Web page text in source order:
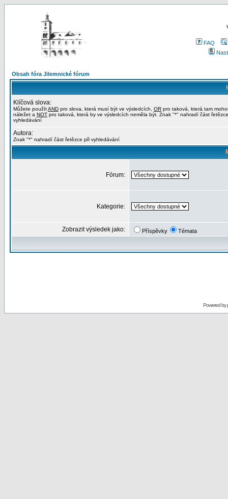
FAQ
Obsah fóra Jilemnické fórum
Klíčová slova:
Můžete použítAND pro slova, která musí být ve výsledcích, OR pro taková, která tam
náležet a NOT pro taková, která by ve výsledcích neměla být. Znak "*" nahradí část
vyhledávání
Autora:
Znak "*" nahradí část řetězce při vyhledávání
Fórum:
Kategorie:
Zobrazit výsledek jako: Příspěvky Témata
Powered by